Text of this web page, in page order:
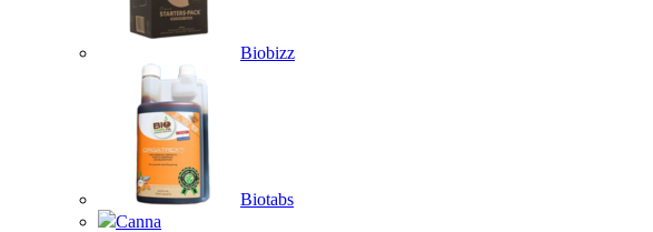
Biobizz
Biotabs
Canna